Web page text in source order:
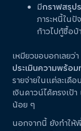
มีกราฟสรุป
ภาระหนี้ในปั
ก้าวไปกู้ซื้อ
เหมียวขอบอกเลยว่
ประเมินความพร้อ
รายจ่ายในแต่ละเดื
เงินดาวน์ได้ตรงเป้
น้อย ๆ
นอกจากนี้ ยังทำให้